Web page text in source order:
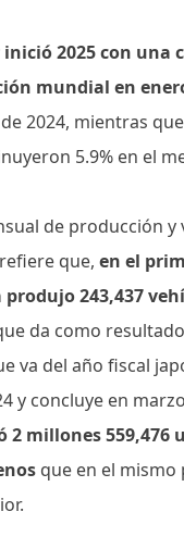
2025 con una
mundial en
2024, mientras
5.9% en el
de producción y
que, en el
243,437
da como
va del año fiscal
y concluye en
2 millones 559,476
que en el mismo